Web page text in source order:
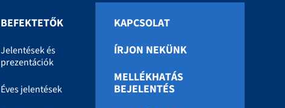
BEFEKTETŐK
Jelentések és
prezentációk
Éves jelentések
KAPCSOLAT
ÍRJON NEKÜNK
MELLÉKHATÁS
BEJELENTÉS